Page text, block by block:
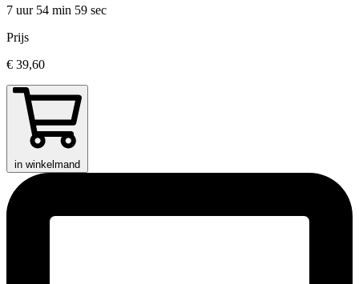
7 uur 54 min 59 sec
Prijs
€ 39,60
in winkelmand